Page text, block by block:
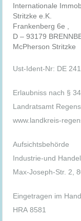
Internationale
Stritzke e.K.
Frankenberg 6e ,
D – 93179
McPherson Stritzke
Ust-Ident-Nr: DE
Erlaubniss nach §
Landratsamt
www.landkreis-
Aufsichtsbehörde
Industrie-und
Max-Joseph-Str. 2,
Eingetragen im
HRA 8581